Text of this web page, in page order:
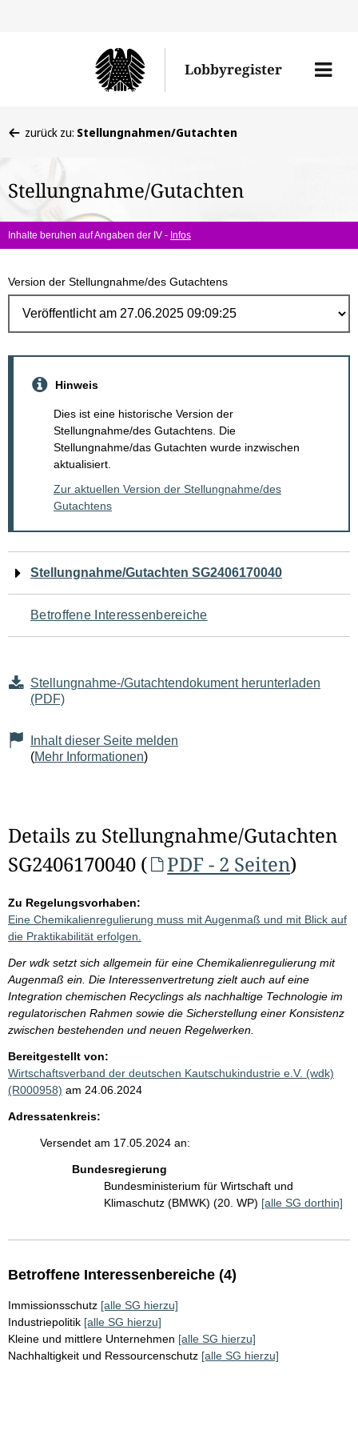
Lobbyregister
Menü
befinden
hier:
zurück zu: Stellungnahmen/Gutachten
Stellungnahme/Gutachten
Inhalte beruhen auf Angaben der IV - Infos
Version der Stellungnahme/des Gutachtens
Hinweis
Dies ist eine historische Version der
Stellungnahme/des Gutachtens. Die
Stellungnahme/das Gutachten wurde inzwischen
aktualisiert.
Zur aktuellen Version der Stellungnahme/des
Gutachtens
Navigation
für
den
Seiteninhalt
Stellungnahme/Gutachten SG2406170040
Betroffene Interessenbereiche
Stellungnahme-/Gutachtendokument herunterladen
(PDF)
Inhalt dieser Seite melden
(Mehr Informationen)
Details zu Stellungnahme/Gutachten
SG2406170040 (
PDF - 2 Seiten)
Zu Regelungsvorhaben:
Eine Chemikalienregulierung muss mit Augenmaß und mit Blick auf
die Praktikabilität erfolgen.
Der wdk setzt sich allgemein für eine Chemikalienregulierung mit
Augenmaß ein. Die Interessenvertretung zielt auch auf eine
Integration chemischen Recyclings als nachhaltige Technologie im
regulatorischen Rahmen sowie die Sicherstellung einer Konsistenz
zwischen bestehenden und neuen Regelwerken.
Bereitgestellt von:
Wirtschaftsverband der deutschen Kautschukindustrie e.V. (wdk)
(R000958) am 24.06.2024
Adressatenkreis:
Versendet am 17.05.2024 an:
Bundesregierung
Bundesministerium für Wirtschaft und
Klimaschutz (BMWK) (20. WP) [alle SG dorthin]
Betroffene Interessenbereiche (4)
Immissionsschutz [alle SG hierzu]
Industriepolitik [alle SG hierzu]
Kleine und mittlere Unternehmen [alle SG hierzu]
Nachhaltigkeit und Ressourcenschutz [alle SG hierzu]